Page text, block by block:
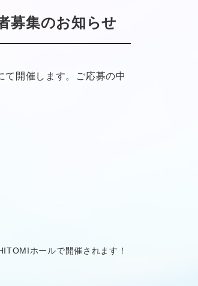
募集のお知らせ
開催します。ご応募の中
ホールで開催されます！